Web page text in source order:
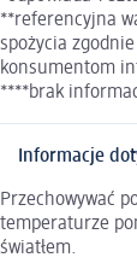
**referencyjna
spożycia
konsumentom
****brak
Informacje
Przechowywać
temperaturze
światłem.